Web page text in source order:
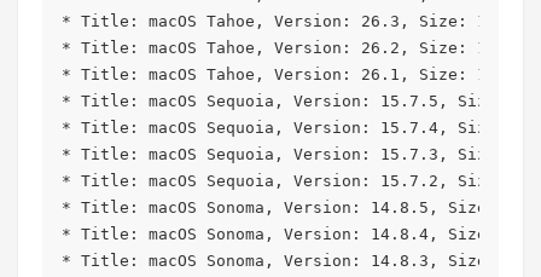
* Title: macOS Tahoe, Version: 26.3, Size:
* Title: macOS Tahoe, Version: 26.2, Size:
* Title: macOS Tahoe, Version: 26.1, Size:
* Title: macOS Sequoia, Version: 15.7.5, Size:
* Title: macOS Sequoia, Version: 15.7.4, Size:
* Title: macOS Sequoia, Version: 15.7.3, Size:
* Title: macOS Sequoia, Version: 15.7.2, Size:
* Title: macOS Sonoma, Version: 14.8.5, Size:
* Title: macOS Sonoma, Version: 14.8.4, Size:
* Title: macOS Sonoma, Version: 14.8.3, Size: